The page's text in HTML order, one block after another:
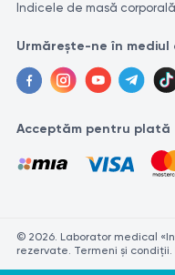
Indicele de masă corporală
Urmărește-ne în mediul
Acceptăm pentru plată
© 2026. Laborator medical
rezervate. Termeni și